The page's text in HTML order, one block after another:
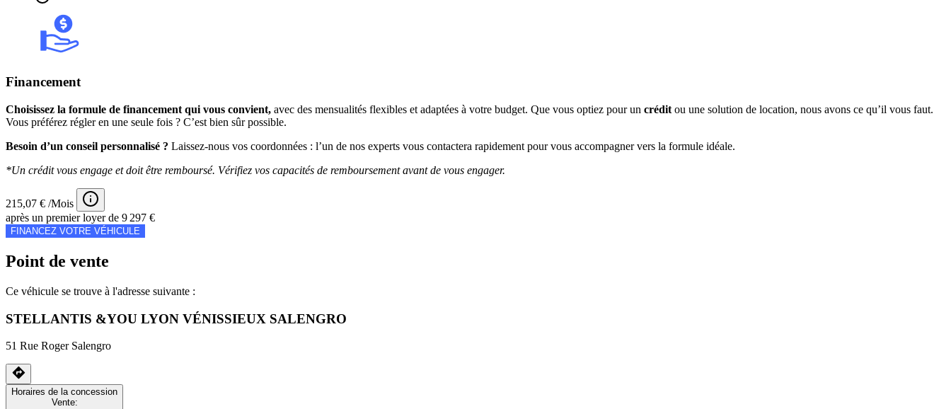
Financement
Choisissez la formule de financement qui vous convient, avec des mensualités flexibles et adaptées à votre budget. Que vous optiez pour un crédit ou une solution de location, nous avons ce qu’il vous faut.
Vous préférez régler en une seule fois ? C’est bien sûr possible.
Besoin d’un conseil personnalisé ? Laissez-nous vos coordonnées : l’un de nos experts vous contactera rapidement pour vous accompagner vers la formule idéale.
*Un crédit vous engage et doit être remboursé. Vérifiez vos capacités de remboursement avant de vous engager.
215,07 € /Mois
après un premier loyer de 9 297 €
FINANCEZ VOTRE VÉHICULE
Point de vente
Ce véhicule se trouve à l'adresse suivante :
STELLANTIS &YOU LYON VÉNISSIEUX SALENGRO
51 Rue Roger Salengro
Horaires de la concession
Vente: